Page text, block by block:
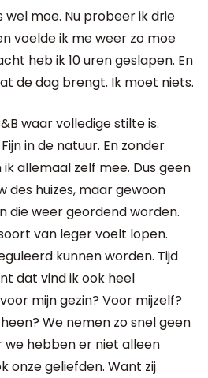
moe. Nu probeer ik drie
voelde ik me weer zo moe
heb ik 10 uren geslapen. En
de dag brengt. Ik moet niets.
waar volledige stilte is.
in de natuur. En zonder
allemaal zelf mee. Dus geen
huizes, maar gewoon
die weer geordend worden.
van leger voelt lopen.
kunnen worden. Tijd
dat vind ik ook heel
mijn gezin? Voor mijzelf?
We nemen zo snel geen
we hebben er niet alleen
onze geliefden. Want zij